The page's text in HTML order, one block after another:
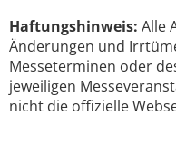
Haftungshinweis: Alle
Änderungen und
Messeterminen oder
jeweiligen
nicht die offizielle